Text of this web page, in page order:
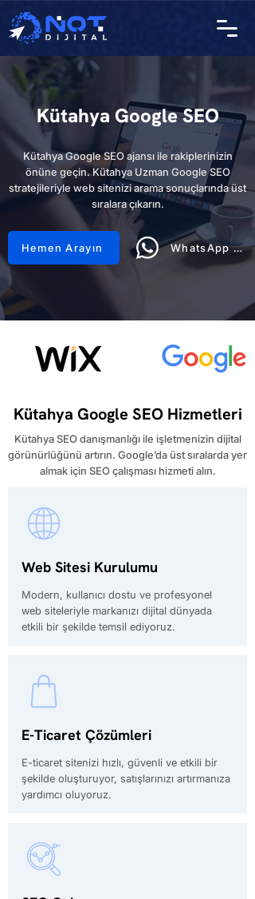
Kütahya Google SEO
Kütahya Google SEO ajansı ile rakiplerinizin
önüne geçin. Kütahya Uzman Google SEO
stratejileriyle web sitenizi arama sonuçlarında üst
sıralara çıkarın.
Hemen Arayın WhatsApp Hattı
Kütahya Google SEO Hizmetleri
Kütahya SEO danışmanlığı ile işletmenizin dijital
görünürlüğünü artırın. Google’da üst sıralarda yer
almak için SEO çalışması hizmeti alın.
Web Sitesi Kurulumu
Modern, kullanıcı dostu ve profesyonel
web siteleriyle markanızı dijital dünyada
etkili bir şekilde temsil ediyoruz.
E-Ticaret Çözümleri
E-ticaret sitenizi hızlı, güvenli ve etkili bir
şekilde oluşturuyor, satışlarınızı artırmanıza
yardımcı oluyoruz.